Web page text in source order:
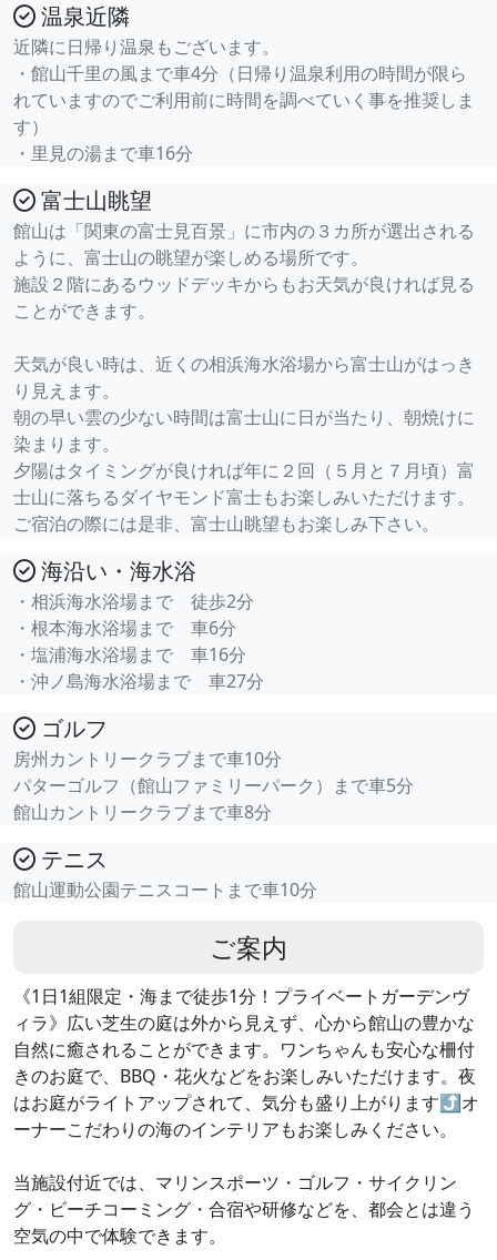
温泉近隣
近隣に日帰り温泉もございます。
・館山千里の風まで車4分（日帰り温泉利用の時間が限ら
れていますのでご利用前に時間を調べていく事を推奨しま
す）
・里見の湯まで車16分
富士山眺望
館山は「関東の富士見百景」に市内の３カ所が選出される
ように、富士山の眺望が楽しめる場所です。
施設２階にあるウッドデッキからもお天気が良ければ見る
ことができます。
天気が良い時は、近くの相浜海水浴場から富士山がはっき
り見えます。
朝の早い雲の少ない時間は富士山に日が当たり、朝焼けに
染まります。
夕陽はタイミングが良ければ年に２回（５月と７月頃）富
士山に落ちるダイヤモンド富士もお楽しみいただけます。
ご宿泊の際には是非、富士山眺望もお楽しみ下さい。
海沿い・海水浴
・相浜海水浴場まで 徒歩2分
・根本海水浴場まで 車6分
・塩浦海水浴場まで 車16分
・沖ノ島海水浴場まで 車27分
ゴルフ
房州カントリークラブまで車10分
パターゴルフ（館山ファミリーパーク）まで車5分
館山カントリークラブまで車8分
テニス
館山運動公園テニスコートまで車10分
ご案内
《1日1組限定・海まで徒歩1分！プライベートガーデンヴ
ィラ》広い芝生の庭は外から見えず、心から館山の豊かな
自然に癒されることができます。ワンちゃんも安心な柵付
きのお庭で、BBQ・花火などをお楽しみいただけます。夜
はお庭がライトアップされて、気分も盛り上がります⤴︎オ
ーナーこだわりの海のインテリアもお楽しみください。
当施設付近では、マリンスポーツ・ゴルフ・サイクリン
グ・ビーチコーミング・合宿や研修などを、都会とは違う
空気の中で体験できます。